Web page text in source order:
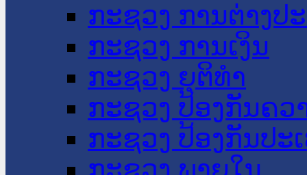
ກະຊວງ ການຕ່າງປ
ກະຊວງ ການເງິນ
ກະຊວງ ຍຸຕິທໍາ
ກະຊວງ ປ້ອງກັນຄວ
ກະຊວງ ປ້ອງກັນປະ